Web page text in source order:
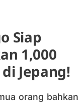
Siap
1,000
Jepang!
orang bahkan